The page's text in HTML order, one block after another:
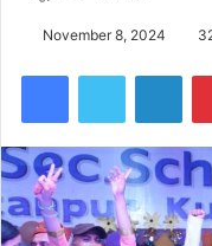
November 8, 2024